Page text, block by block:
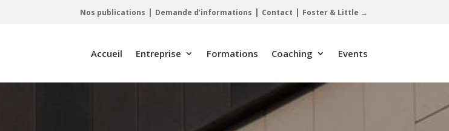
Nos publications | Demande d’informations | Contact | Foster & Little →
Accueil Entreprise Formations Coaching Events